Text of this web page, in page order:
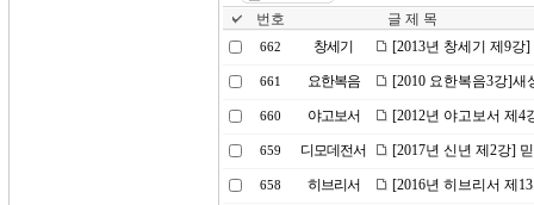
번호 글 제 목
662 창세기 [2013년 창세기 제9강
661 요한복음 [2010 요한복음3강]새
660 야고보서 [2012년 야고보서 제4
659 디모데전서 [2017년 신년 제2강]
658 히브리서 [2016년 히브리서 제